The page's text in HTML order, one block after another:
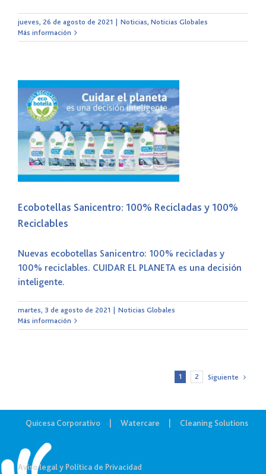
jueves, 26 de agosto de 2021 | Noticias, Noticias Globales
Más información
Ecobotellas Sanicentro: 100% Recicladas y 100%
Reciclables
Nuevas ecobotellas Sanicentro: 100% recicladas y
100% reciclables. CUIDAR EL PLANETA es una decisión
inteligente.
martes, 3 de agosto de 2021
Noticias Globales
Más información
1 2 Siguiente
Quicesa Corporativo Watercare Cleaning Solutions
Aviso legal y Política de Privacidad